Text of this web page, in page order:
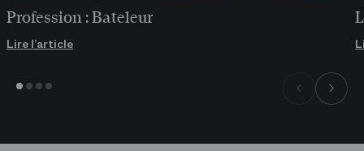
Profession : Bateleur
Lire l’article